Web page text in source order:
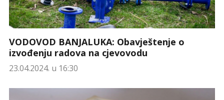
VODOVOD BANJALUKA: Obavještenje o
izvođenju radova na cjevovodu
23.04.2024. u 16:30